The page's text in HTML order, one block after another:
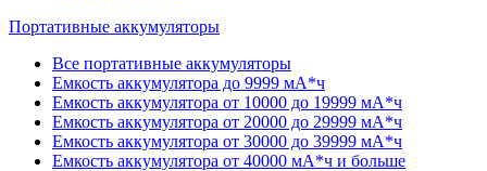
Портативные аккумуляторы
Все портативные аккумуляторы
Емкость аккумулятора до 9999 мА*ч
Емкость аккумулятора от 10000 до 19999 мА*ч
Емкость аккумулятора от 20000 до 29999 мА*ч
Емкость аккумулятора от 30000 до 39999 мА*ч
Емкость аккумулятора от 40000 мА*ч и больше